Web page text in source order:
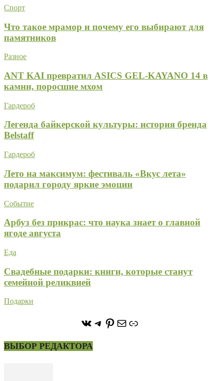
Спорт
Что такое мрамор и почему его выбирают для
памятников
Разное
ANT KAI превратил ASICS GEL-KAYANO 14 в
камни, поросшие мхом
Гардероб
Легенда байкерской культуры: история бренда
Belstaff
Гардероб
Лето на максимум: фестиваль «Вкус лета»
подарил городу яркие эмоции
Событие
Арбуз без прикрас: что наука знает о главной
ягоде августа
Еда
Свадебные подарки: книги, которые станут
семейной реликвией
Подарки
https://vk.com/
https://t.me/stoneforest
https://
ПочтаСсылка
ВЫБОР РЕДАКТОРА